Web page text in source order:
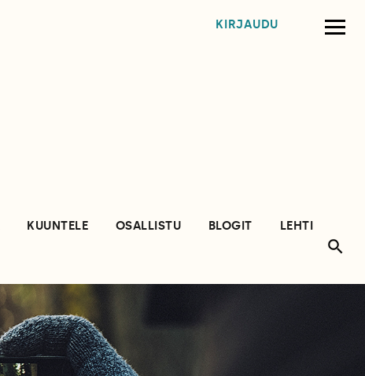
KIRJAUDU
KUUNTELE OSALLISTU BLOGIT
LEHTI